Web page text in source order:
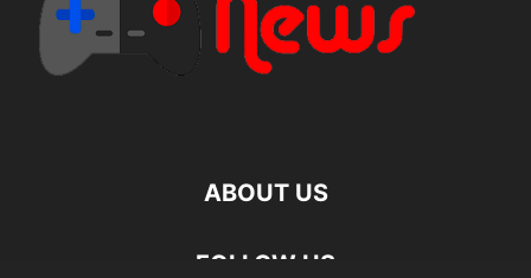
ABOUT US
FOLLOW US